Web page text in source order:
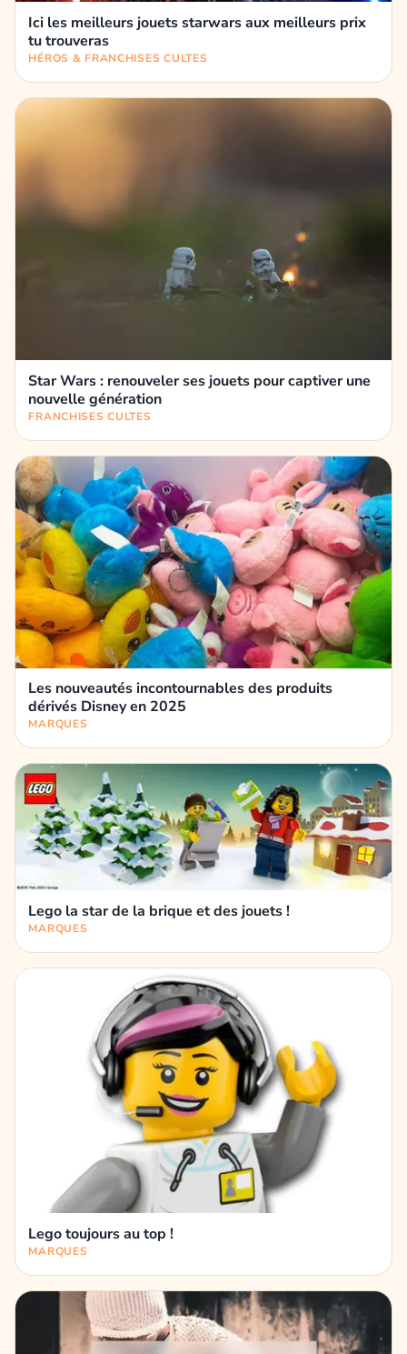
Ici les meilleurs jouets starwars aux meilleurs prix
tu trouveras
HÉROS & FRANCHISES CULTES
Star Wars : renouveler ses jouets pour captiver une
nouvelle génération
FRANCHISES CULTES
Les nouveautés incontournables des produits
dérivés Disney en 2025
MARQUES
Lego la star de la brique et des jouets !
MARQUES
Lego toujours au top !
MARQUES